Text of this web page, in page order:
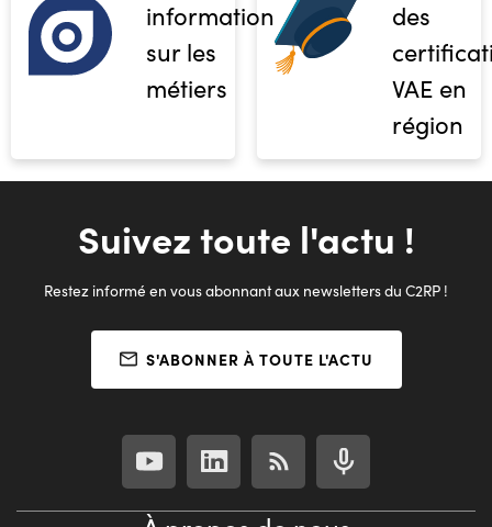
informations
sur les
métiers
des
VAE en
région
Suivez toute l'actu !
Restez informé en vous abonnant aux newsletters du C2RP !
S'ABONNER À TOUTE L'ACTU